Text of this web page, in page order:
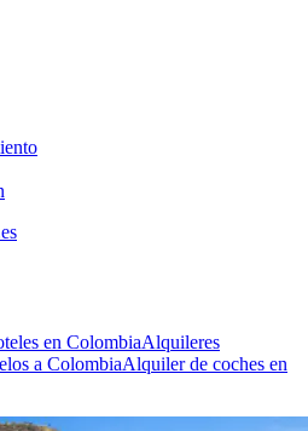
en ColombiaAlquileres
a ColombiaAlquiler de coches en